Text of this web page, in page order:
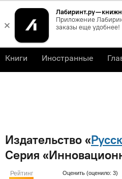
×
Лабиринт.ру —
Приложение
заказы еще удобнее!
Издательство «
Серия
Рейтинг Оценить (оценило: 3)
Книги Иностранные